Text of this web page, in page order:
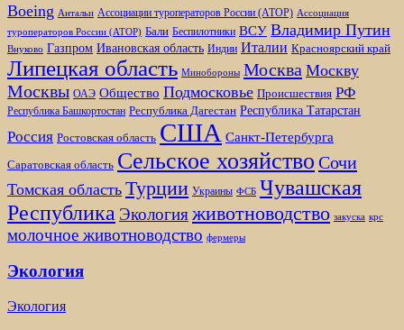
Boeing Антальи Ассоциации туроператоров России (АТОР) Ассоциация
туроператоров России (АТОР) Бали Беспилотники ВСУ Владимир Путин
Внуково Газпром Ивановская область Индии Италии Красноярский край
Липецкая область Минобороны Москва Москву
Москвы ОАЭ Общество Подмосковье Происшествия РФ
Республика Башкортостан Республика Дагестан Республика Татарстан
Россия Ростовская область США Санкт-Петербурга
Саратовская область Сельское хозяйство Сочи
Томская область Турции Украины ФСБ Чувашская
Республика Экологияживотноводство закуска крс
молочное животноводство фермеры
Экология
Экология